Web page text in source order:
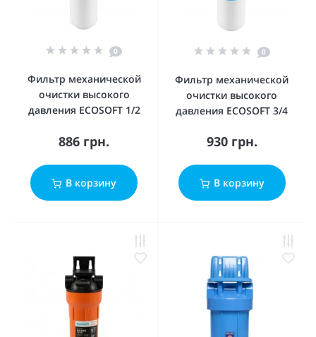
0
Фильтр механической
очистки высокого
давления ECOSOFT 1/2
886 грн.
В корзину
0
Фильтр механической
очистки высокого
давления ECOSOFT 3/4
930 грн.
В корзину